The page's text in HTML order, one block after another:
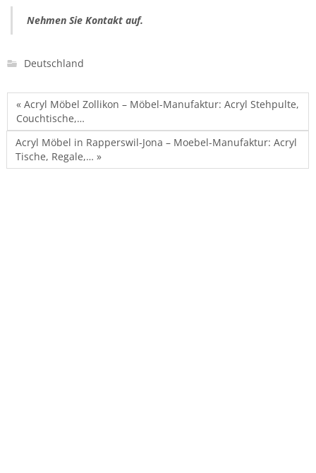
Nehmen Sie Kontakt auf.
Deutschland
« Acryl Möbel Zollikon – Möbel-Manufaktur: Acryl Stehpulte,
Couchtische,…
Acryl Möbel in Rapperswil-Jona – Moebel-Manufaktur: Acryl
Tische, Regale,… »